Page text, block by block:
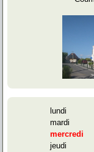
lundi
mardi
mercredi
jeudi